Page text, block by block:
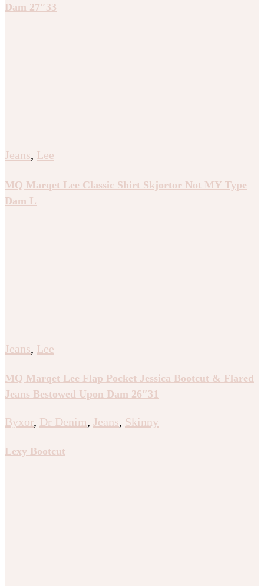
Dam 27″33
Jeans, Lee
MQ Marqet Lee Classic Shirt Skjortor Not MY Type
Dam L
Jeans, Lee
MQ Marqet Lee Flap Pocket Jessica Bootcut & Flared
Jeans Bestowed Upon Dam 26″31
Byxor, Dr Denim, Jeans, Skinny
Lexy Bootcut